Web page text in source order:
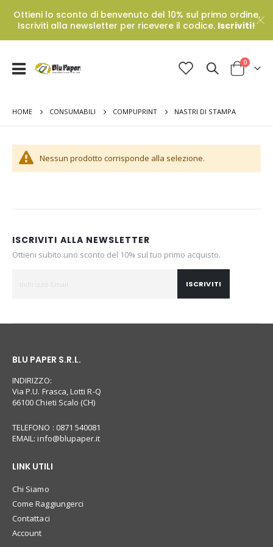
Ottieni lo sconto di benvenuto del 10% sul primo ordine.
Iscriviti alla newsletter per ricevere il codice. Iscriviti!
Toggle
Cart
0Prodotti
HOME CONSUMABILI COMPUPRINT NASTRI DI STAMPA
Nessun prodotto corrisponde alla selezione.
ISCRIVITI ALLA NEWSLETTER
Ottieni subito uno sconto del 10% sul tuo primo acquisto.
ISCRIVITI
BLU PAPER S.R.L.
INDIRIZZO:
Via P.U. Frasca, Lotti R-Q
66100 Chieti Scalo (CH)
TELEFONO : 0871 540081
EMAIL:info@blupaper.it
LINK UTILI
Chi Siamo
Come Raggiungerci
Contattaci
Account